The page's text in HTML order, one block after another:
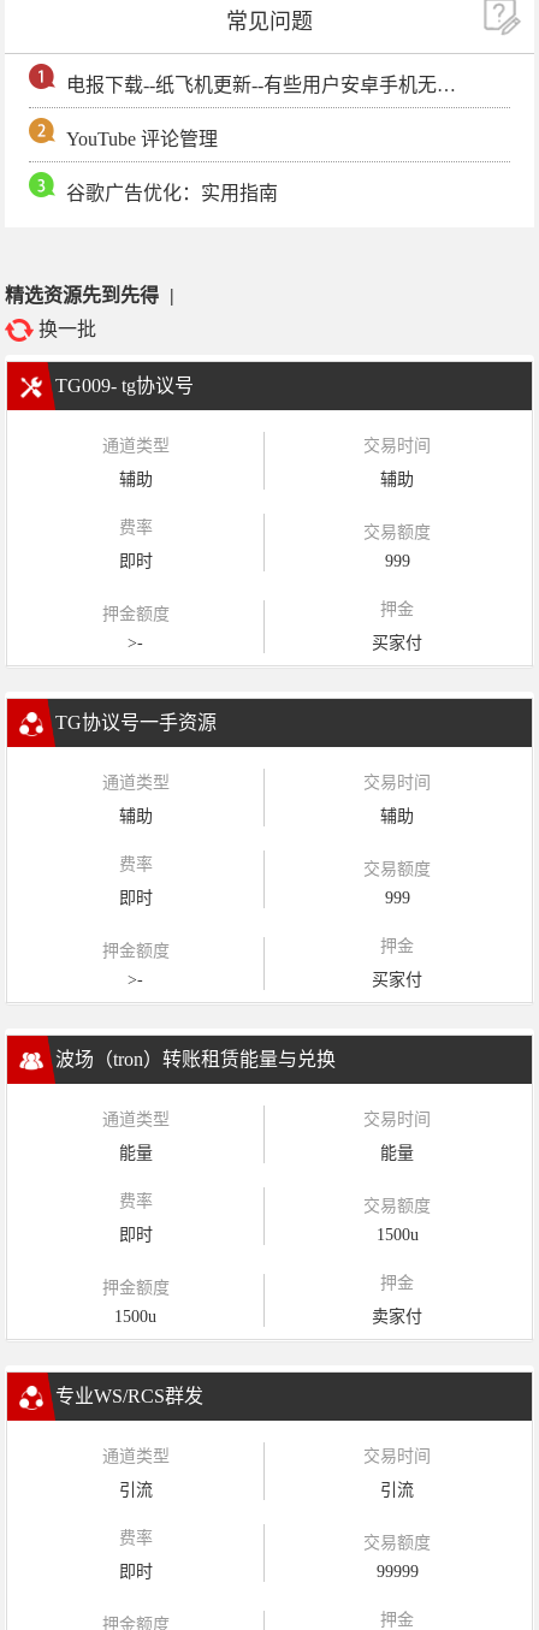
常见问题
电报下载--纸飞机更新--有些用户安卓手机无法更新电报软件
YouTube 评论管理
谷歌广告优化：实用指南
精选资源先到先得 |
换一批
TG009- tg协议号
通道类型
辅助
交易时间
辅助
费率
即时
交易额度
999
押金额度
>-
押金
买家付
TG协议号一手资源
通道类型
辅助
交易时间
辅助
费率
即时
交易额度
999
押金额度
>-
押金
买家付
波场（tron）转账租赁能量与兑换
通道类型
能量
交易时间
能量
费率
即时
交易额度
1500u
押金额度
1500u
押金
卖家付
专业WS/RCS群发
通道类型
引流
交易时间
引流
费率
即时
交易额度
99999
押金额度 押金